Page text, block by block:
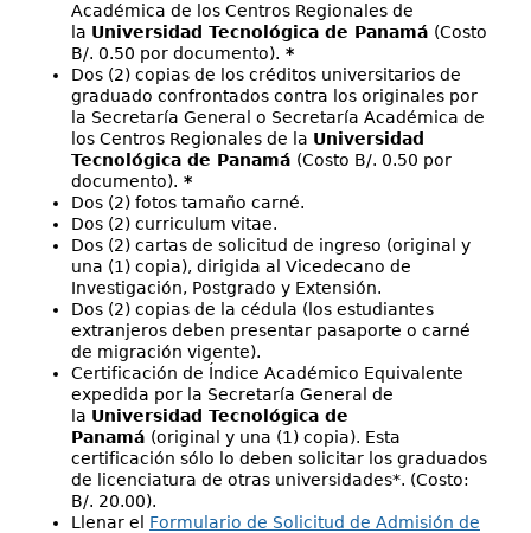
Académica de los Centros Regionales de
la Universidad Tecnológica de Panamá (Costo
B/. 0.50 por documento). *
Dos (2) copias de los créditos universitarios de
graduado confrontados contra los originales por
la Secretaría General o Secretaría Académica de
los Centros Regionales de la Universidad
Tecnológica de Panamá (Costo B/. 0.50 por
documento). *
Dos (2) fotos tamaño carné.
Dos (2) curriculum vitae.
Dos (2) cartas de solicitud de ingreso (original y
una (1) copia), dirigida al Vicedecano de
Investigación, Postgrado y Extensión.
Dos (2) copias de la cédula (los estudiantes
extranjeros deben presentar pasaporte o carné
de migración vigente).
Certificación de Índice Académico Equivalente
expedida por la Secretaría General de
la Universidad Tecnológica de
Panamá (original y una (1) copia). Esta
certificación sólo lo deben solicitar los graduados
de licenciatura de otras universidades*. (Costo:
B/. 20.00).
Llenar el Formulario de Solicitud de Admisión de